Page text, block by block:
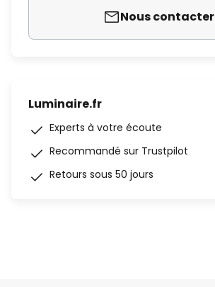
Nous contacter
Luminaire.fr
Experts à votre écoute
Recommandé sur Trustpilot
Retours sous 50 jours